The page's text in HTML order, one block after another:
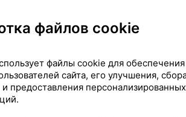
Беларусь
файлов cookie
файлы cookie для обеспечения
сайта, его улучшения,
и предоставления персонализированных